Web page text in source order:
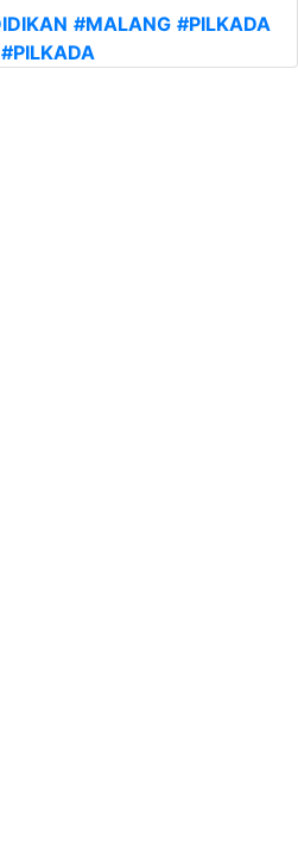
#MALANG #PILKADA
#PILKADA